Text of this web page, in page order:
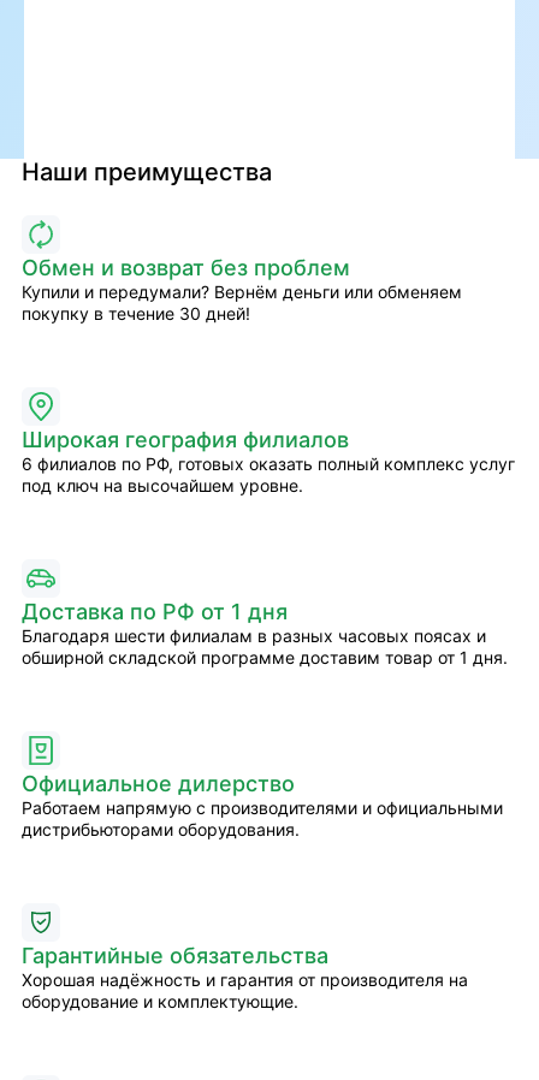
Наши преимущества
Обмен и возврат без проблем
Купили и передумали? Вернём деньги или обменяем
покупку в течение 30 дней!
Широкая география филиалов
6 филиалов по РФ, готовых оказать полный комплекс услуг
под ключ на высочайшем уровне.
Доставка по РФ от 1 дня
Благодаря шести филиалам в разных часовых поясах и
обширной складской программе доставим товар от 1 дня.
Официальное дилерство
Работаем напрямую с производителями и официальными
дистрибьюторами оборудования.
Гарантийные обязательства
Хорошая надёжность и гарантия от производителя на
оборудование и комплектующие.